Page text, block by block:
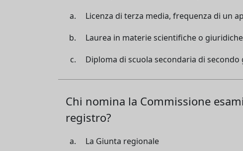
Licenza di terza media, frequenza di un
Laurea in materie scientifiche o giuridiche
Diploma di scuola secondaria di
Chi nomina la Commissione
registro?
La Giunta regionale